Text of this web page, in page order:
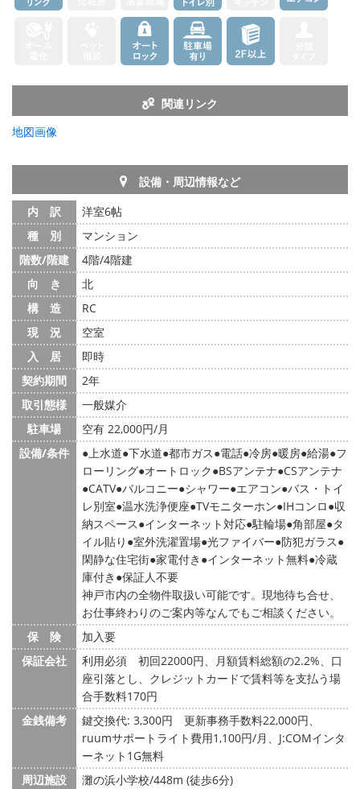
関連リンク
地図画像
設備・周辺情報など
内 訳
洋室6帖
種 別
マンション
階数/階建
4階/4階建
向 き
北
構 造
RC
現 況
空室
入 居
即時
契約期間
2年
取引態様
一般媒介
駐車場
空有 22,000円/月
設備/条件
上水道 下水道 都市ガス 電話 冷房 暖房 給湯 フ
ローリング オートロック BSアンテナ CSアンテナ
CATV バルコニー シャワー エアコン バス・トイ
レ別室 温水洗浄便座 TVモニターホン IHコンロ 収
納スペース インターネット対応 駐輪場 角部屋 タ
イル貼り 室外洗濯置場 光ファイバー 防犯ガラス
閑静な住宅街 家電付き インターネット無料 冷蔵
庫付き 保証人不要
神戸市内の全物件取扱い可能です。現地待ち合せ、
お仕事終わりのご案内等なんでもご相談ください。
保 険
加入要
保証会社
利用必須 初回22000円、月額賃料総額の2.2%、口
座引落とし、クレジットカードで賃料等を支払う場
合手数料170円
金銭備考
鍵交換代: 3,300円
更新事務手数料22,000円、
ruumサポートライト費用1,100円/月、J:COMインタ
ーネット1G無料
周辺施設
灘の浜小学校/448m (徒歩6分)